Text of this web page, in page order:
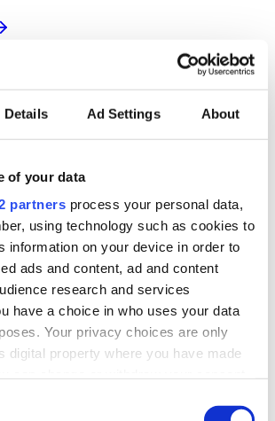
Details Ad Settings About
of your data
partners process your personal data,
using technology such as cookies to
information on your device in order to
ads and content, ad and content
research and services
have a choice in who uses your data
Your privacy choices are only
digital property where you have made
icon.
Groothandel Overzicht
en verhoog de klanttevredenheid terwijl